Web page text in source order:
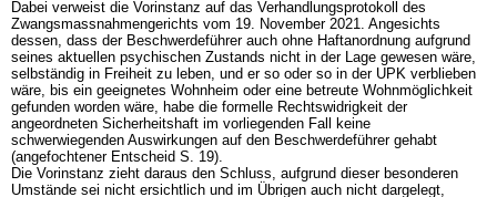
Dabei verweist die Vorinstanz auf das Verhandlungsprotokoll des
Zwangsmassnahmengerichts vom 19. November 2021. Angesichts
dessen, dass der Beschwerdeführer auch ohne Haftanordnung aufgrund
seines aktuellen psychischen Zustands nicht in der Lage gewesen wäre,
selbständig in Freiheit zu leben, und er so oder so in der UPK verblieben
wäre, bis ein geeignetes Wohnheim oder eine betreute Wohnmöglichkeit
gefunden worden wäre, habe die formelle Rechtswidrigkeit der
angeordneten Sicherheitshaft im vorliegenden Fall keine
schwerwiegenden Auswirkungen auf den Beschwerdeführer gehabt
(angefochtener Entscheid S. 19).
Die Vorinstanz zieht daraus den Schluss, aufgrund dieser besonderen
Umstände sei nicht ersichtlich und im Übrigen auch nicht dargelegt,